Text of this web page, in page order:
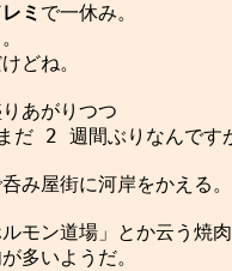
ミ
どね。
あがりつつ
だ 2 週間ぶりなんです
み屋街に河岸をかえる。
モン道場」とか云う焼
多いようだ。